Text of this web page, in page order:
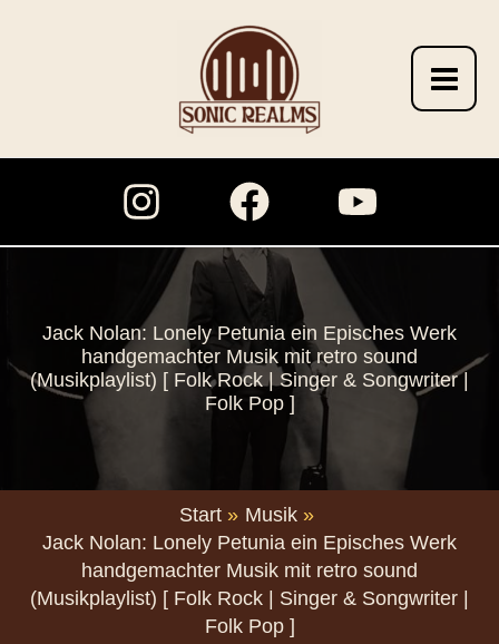
Jack Nolan: Lonely Petunia ein Episches Werk
handgemachter Musik mit retro sound
(Musikplaylist) [ Folk Rock | Singer & Songwriter |
Folk Pop ]
Start
Musik
Jack Nolan: Lonely Petunia ein Episches Werk
handgemachter Musik mit retro sound
(Musikplaylist) [ Folk Rock | Singer & Songwriter |
Folk Pop ]